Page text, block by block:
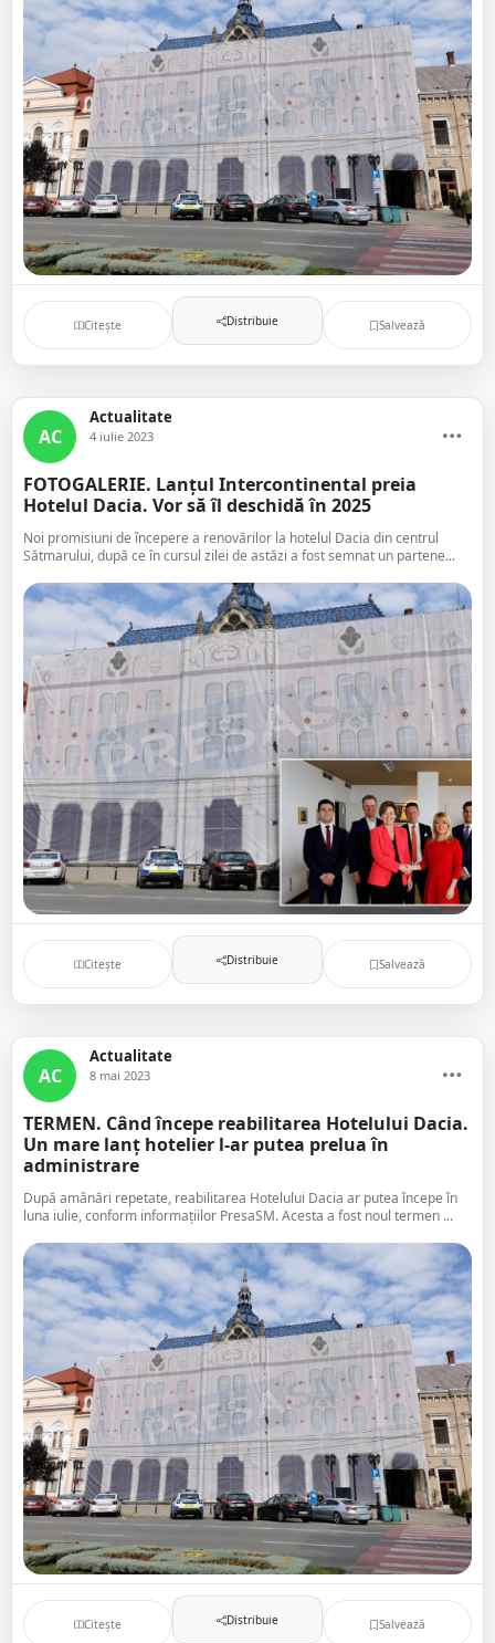
Citește Distribuie Salvează
AC
Actualitate
4 iulie 2023
FOTOGALERIE. Lanțul Intercontinental preia
Hotelul Dacia. Vor să îl deschidă în 2025
Noi promisiuni de începere a renovărilor la hotelul Dacia din centrul
Sătmarului, după ce în cursul zilei de astăzi a fost semnat un partene...
Citește Distribuie Salvează
AC
Actualitate
8 mai 2023
TERMEN. Când începe reabilitarea Hotelului Dacia.
Un mare lanț hotelier l-ar putea prelua în
administrare
După amânări repetate, reabilitarea Hotelului Dacia ar putea începe în
luna iulie, conform informațiilor PresaSM. Acesta a fost noul termen ...
Citește Distribuie Salvează